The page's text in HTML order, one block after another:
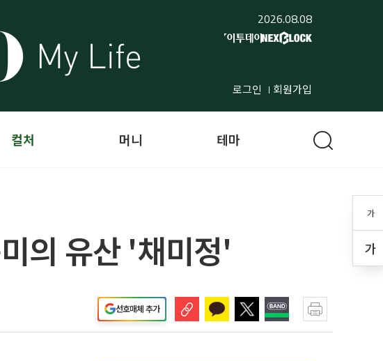
2026.08.08
로그인 회원가입
가
가
컬처 머니 테마
의 유산 '채미정'
선호매체 추가